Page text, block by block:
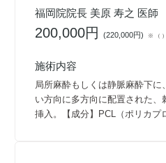
福岡院院長 美原 寿之 医師
200,000円(220,000円) ※ （
施術内容
局所麻酔もしくは静脈麻酔下に
い方向に多方向に配置された、
挿入。【成分】PCL（ポリカプ